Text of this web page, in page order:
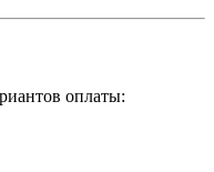
оплаты: